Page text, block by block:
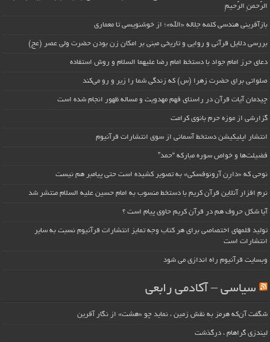
الرَّحمنِ الرَّحیمِ
بازآفرینی هندسی کلمه جلاله «الله»؛ از خوشنویسی تا معماری
بررسی دلایل قرآنی و روایی و تاریخی مبنی بر امکان زن بودن حضرت ولی عصر (عج)
دعای حرز امام جواد با دستخط امام رضا علیهما السلام و روش استفاده
صلواتی برای حضرت زهرا (س) که زندگی شما را زیر و رو می‌کند
چیدمان آیات قرآن در راستای فهم مهدویت و مساله ظهور انجام شده است
گزارشی از موزه حرم بانوی کرامت
انتشار اپلیکیشن دستخط آسمانی از سوی انتشارات قرآنیوم
فضیلت‌ها و خواص سوره مبارکه “حمد”
نوحی که «دارِن آرونوفسکی» به تصویر کشیده است حتی پیامبر هم نیست
نرم افزار آنلاین قرآن کریم با دستخط منسوب به امام حسین علیه السلام منتشر شد
آیا شکل حروف هم در قرآن کریم حاوی پیام است ؟
تولید قلمهای اختصاصی برای هر کتاب وجه تمایز انتشارات قرآنیوم نسبت به سایر
انتشارات است
وبسایت قرآنیوم راه اندازی می شود
سیاسی – آکادمی رابعی
شگفت آن‌که هرمز به نقش زمین ، نماید چو «هشت» از نگار آفرین
لیندزی گراهام ، درگذشت